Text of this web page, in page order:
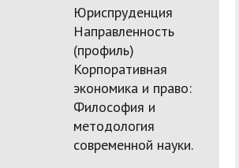
Юриспруденция
Направленность
(профиль)
Корпоративная
экономика и право:
Философия и
методология
современной науки.